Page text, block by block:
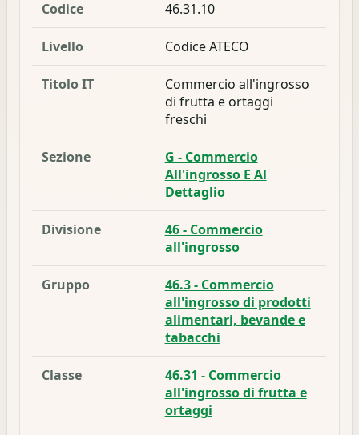
Codice 46.31.10
Livello Codice ATECO
Titolo IT
Commercio all'ingrosso
di frutta e ortaggi
freschi
Sezione
G - Commercio
All'ingrosso E Al
Dettaglio
Divisione
46 - Commercio
all'ingrosso
Gruppo
46.3 - Commercio
all'ingrosso di prodotti
alimentari, bevande e
tabacchi
Classe
46.31 - Commercio
all'ingrosso di frutta e
ortaggi